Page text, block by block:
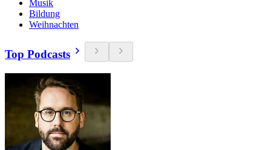
Musik
Bildung
Weihnachten
Top Podcasts